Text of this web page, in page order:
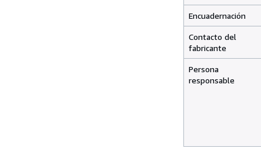
Encuadernación
Contacto del
fabricante
Persona
responsable